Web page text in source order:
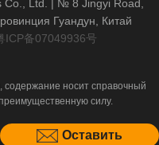
Оставить
Co., Ltd. | № 8 Jingyi Road,
Гуандун, Китай
ICP备07049936号
носит справочный
силу.